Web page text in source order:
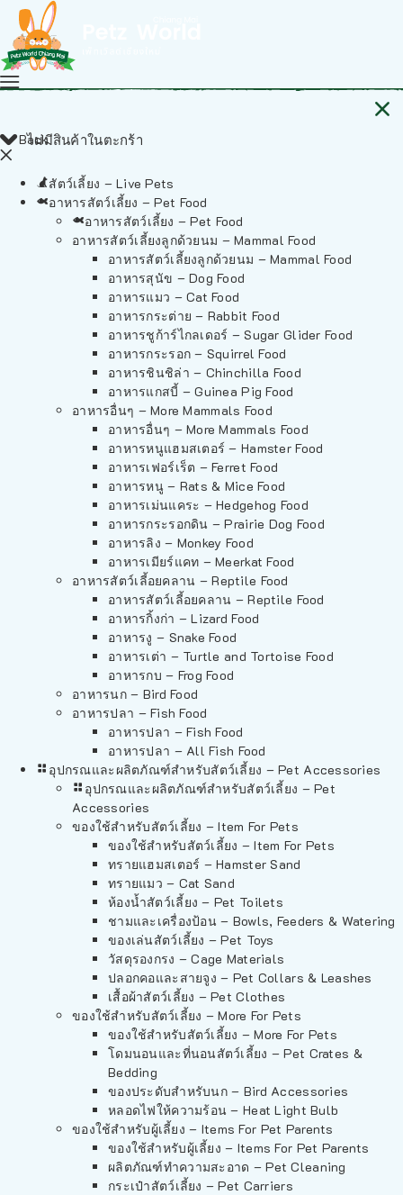
ไม่มีสินค้าในตะกร้า
Back
สัตว์เลี้ยง – Live Pets
อาหารสัตว์เลี้ยง – Pet Food
อาหารสัตว์เลี้ยง – Pet Food
อาหารสัตว์เลี้ยงลูกด้วยนม – Mammal Food
อาหารสัตว์เลี้ยงลูกด้วยนม – Mammal Food
อาหารสุนัข – Dog Food
อาหารแมว – Cat Food
อาหารกระต่าย – Rabbit Food
อาหารชูก้าร์ไกลเดอร์ – Sugar Glider Food
อาหารกระรอก – Squirrel Food
อาหารชินชิล่า – Chinchilla Food
อาหารแกสบี้ – Guinea Pig Food
อาหารอื่นๆ – More Mammals Food
อาหารอื่นๆ – More Mammals Food
อาหารหนูแฮมสเตอร์ – Hamster Food
อาหารเฟอร์เร็ต – Ferret Food
อาหารหนู – Rats & Mice Food
อาหารเม่นแคระ – Hedgehog Food
อาหารกระรอกดิน – Prairie Dog Food
อาหารลิง – Monkey Food
อาหารเมียร์แคท – Meerkat Food
อาหารสัตว์เลี้อยคลาน – Reptile Food
อาหารสัตว์เลี้อยคลาน – Reptile Food
อาหารกิ้งก่า – Lizard Food
อาหารงู – Snake Food
อาหารเต่า – Turtle and Tortoise Food
อาหารกบ – Frog Food
อาหารนก – Bird Food
อาหารปลา – Fish Food
อาหารปลา – Fish Food
อาหารปลา – All Fish Food
อุปกรณและผลิตภัณฑ์สำหรับสัตว์เลี้ยง – Pet Accessories
อุปกรณและผลิตภัณฑ์สำหรับสัตว์เลี้ยง – Pet
Accessories
ของใช้สำหรับสัตว์เลี้ยง – Item For Pets
ของใช้สำหรับสัตว์เลี้ยง – Item For Pets
ทรายแฮมสเตอร์ – Hamster Sand
ทรายแมว – Cat Sand
ห้องน้ำสัตว์เลี้ยง – Pet Toilets
ชามและเครื่องป้อน – Bowls, Feeders & Watering
ของเล่นสัตว์เลี้ยง – Pet Toys
วัสดุรองกรง – Cage Materials
ปลอกคอและสายจูง – Pet Collars & Leashes
เสื้อผ้าสัตว์เลี้ยง – Pet Clothes
ของใช้สำหรับสัตว์เลี้ยง – More For Pets
ของใช้สำหรับสัตว์เลี้ยง – More For Pets
โดมนอนและที่นอนสัตว์เลี้ยง – Pet Crates &
Bedding
ของประดับสำหรับนก – Bird Accessories
หลอดไฟให้ความร้อน – Heat Light Bulb
ของใช้สำหรับผู้เลี้ยง – Items For Pet Parents
ของใช้สำหรับผู้เลี้ยง – Items For Pet Parents
ผลิตภัณฑ์ทำความสะอาด – Pet Cleaning
กระเป๋าสัตว์เลี้ยง – Pet Carriers